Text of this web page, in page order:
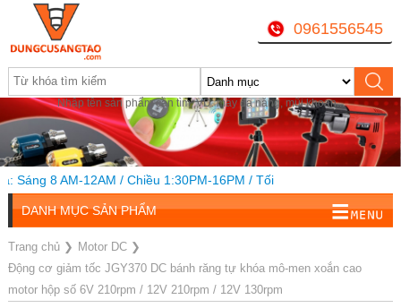
Nhập tên sản phẩm cần tìm, VD: máy đa năng, mũi khoan...
0961556545
8 AM-12AM / Chiều 1:30PM-16PM / Tối
DANH MỤC SẢN PHẨM
Trang chủ❯ Motor DC❯
Động cơ giảm tốc JGY370 DC bánh răng tự khóa mô-men xoắn cao
motor hộp số 6V 210rpm / 12V 210rpm / 12V 130rpm